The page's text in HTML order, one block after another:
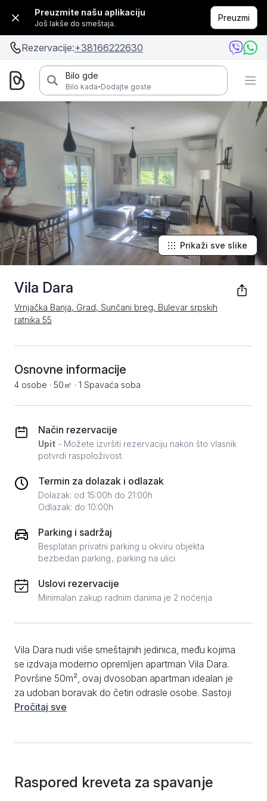
Preuzmite našu aplikaciju
Još lakše do smeštaja.
Preuzmi
Rezervacije:+38166222630
Bilo gde
Bilo kada·Dodajte goste
Vila Dara
Vrnjačka Banja, Grad, Sunčani breg, Bulevar srpskih
ratnika 55
Prikaži sve slike
Osnovne informacije
4 osobe · 50㎡ · 1 Spavaća soba
Način rezervacije
Upit - Možete izvršiti rezervaciju nakon što vlasnik
potvrdi raspoloživost.
Termin za dolazak i odlazak
Dolazak: od 15:00h do 21:00h
Odlazak: do 10:00h
Parking i sadržaj
Besplatan privatni parking u okviru objekta
bezbedan parking parking na ulici
Uslovi rezervacije
Minimalan zakup radnim danima je 2 noćenja
Vila Dara nudi više smeštajnih jedinica, među kojima
se izdvaja moderno opremljen apartman Vila Dara.
Površine 50m², ovaj dvosoban apartman idealan je
za udoban boravak do četiri odrasle osobe. Sastoji
se od kuhinje sa trpezarijskim delom, prostranog
na dvorište vile. Od dodatnih pogodnosti, gostima su
na raspolaganju besplatan WiFi, flat screen TV sa
Pročitaj sve
Raspored kreveta za spavanje